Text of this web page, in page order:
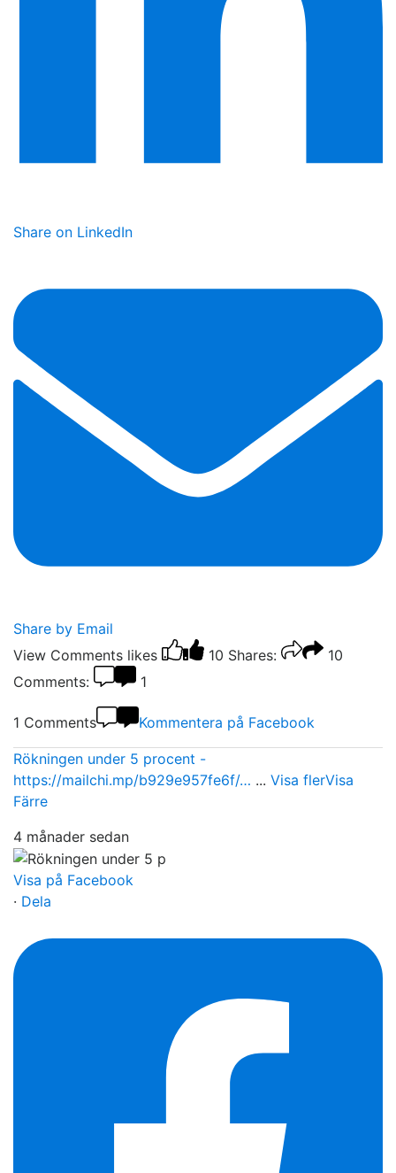
Share on LinkedIn
Share by Email
View Comments likes 10 Shares:
10
Comments:
1
1 Comments Kommentera på Facebook
Rökningen under 5 procent -
https://mailchi.mp/b929e957fe6f/… ... Visa flerVisa
Färre
4 månader sedan
Visa på Facebook
· Dela